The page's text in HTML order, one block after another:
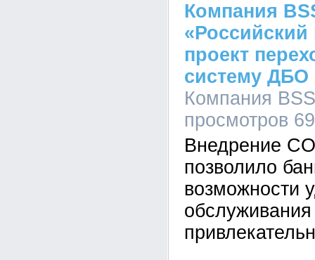
Компания
проект
систему ДБО
Компания
просмотров
Внедрение
позволило
возможности